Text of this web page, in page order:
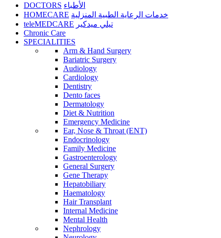
DOCTORS الأطباء
HOMECARE خدمات الرعاية الطبية المنزلية
teleMEDCARE تيلي ميدكير
Chronic Care
SPECIALITIES
Arm & Hand Surgery
Bariatric Surgery
Audiology
Cardiology
Dentistry
Dento faces
Dermatology
Diet & Nutrition
Emergency Medicine
Ear, Nose & Throat (ENT)
Endocrinology
Family Medicine
Gastroenterology
General Surgery
Gene Therapy
Hepatobiliary
Haematology
Hair Transplant
Internal Medicine
Mental Health
Nephrology